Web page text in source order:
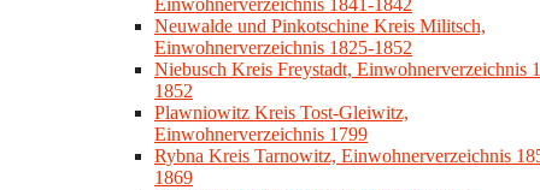
Einwohnerverzeichnis 1841-1842
Neuwalde und Pinkotschine Kreis Militsch,
Einwohnerverzeichnis 1825-1852
Niebusch Kreis Freystadt, Einwohnerverzeichnis
1852
Plawniowitz Kreis Tost-Gleiwitz,
Einwohnerverzeichnis 1799
Rybna Kreis Tarnowitz, Einwohnerverzeichnis
1869